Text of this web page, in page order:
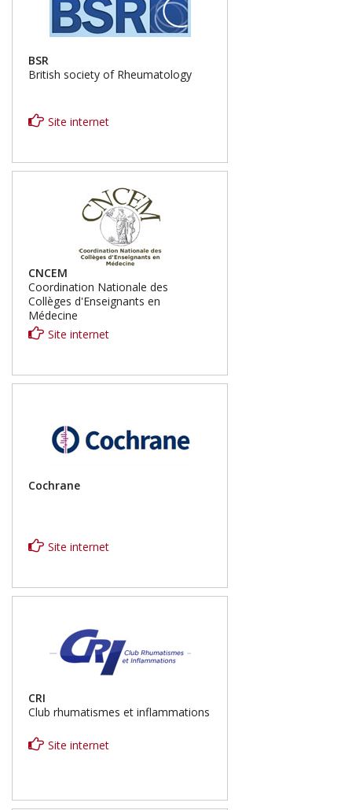
BSR
British society of Rheumatology
Site internet
CNCEM
Coordination Nationale des
Collèges d'Enseignants en
Médecine
Site internet
Cochrane
Site internet
CRI
Club rhumatismes et inflammations
Site internet